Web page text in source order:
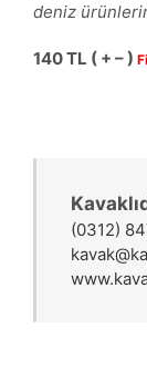
deniz
140 TL ( + – )
(0312)